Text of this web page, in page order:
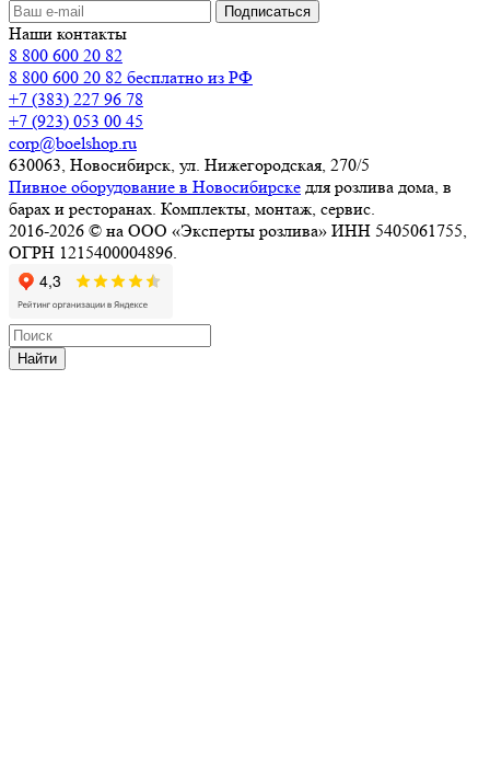
Наши контакты
8 800 600 20 82
8 800 600 20 82 бесплатно из РФ
+7 (383) 227 96 78
+7 (923) 053 00 45
corp@boelshop.ru
630063, Новосибирск, ул. Нижегородская, 270/5
Пивное оборудование в Новосибирске для розлива дома, в
барах и ресторанах. Комплекты, монтаж, сервис.
2016-2026 © на ООО «Эксперты розлива» ИНН 5405061755,
ОГРН 1215400004896.
Найти